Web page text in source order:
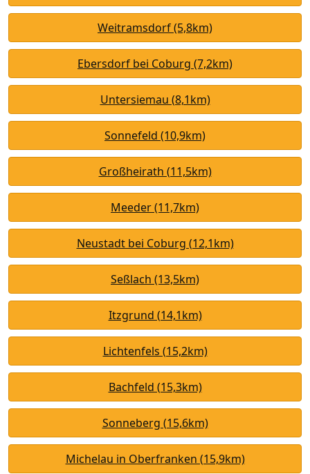
Weitramsdorf (5,8km)
Ebersdorf bei Coburg (7,2km)
Untersiemau (8,1km)
Sonnefeld (10,9km)
Großheirath (11,5km)
Meeder (11,7km)
Neustadt bei Coburg (12,1km)
Seßlach (13,5km)
Itzgrund (14,1km)
Lichtenfels (15,2km)
Bachfeld (15,3km)
Sonneberg (15,6km)
Michelau in Oberfranken (15,9km)